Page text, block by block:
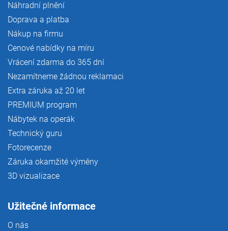
Náhradní plnění
Doprava a platba
Nákup na firmu
Cenové nabídky na míru
Vrácení zdarma do 365 dní
Nezamítneme žádnou reklamaci
Extra záruka až 20 let
PREMIUM program
Nábytek na operák
Technický guru
Fotorecenze
Záruka okamžité výměny
3D vizualizace
Užitečné informace
O nás